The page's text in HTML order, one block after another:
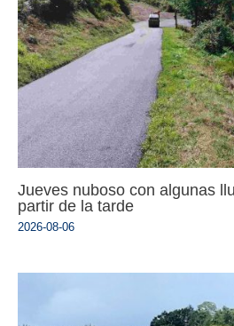
Jueves nuboso con algunas
partir de la tarde
2026-08-06